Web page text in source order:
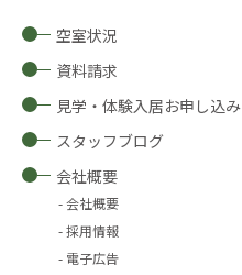
空室状況
資料請求
見学・体験入居お申し込み
スタッフブログ
会社概要
会社概要
採用情報
電子広告